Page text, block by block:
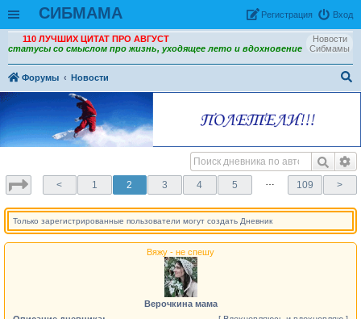
СИБМАМА Вход
Рeгиcтpaция
Новости
Сибмамы
110 ЛУЧШИХ ЦИТАТ ПРО АВГУСТ
статусы со смыслом про жизнь, уходящее лето и вдохновение
Форумы
Новости
< 1 2 3 4 5 … 109 >
Только зарегистрированные пользователи могут создать Дневник
Вяжу - не спешу
Верочкина мама